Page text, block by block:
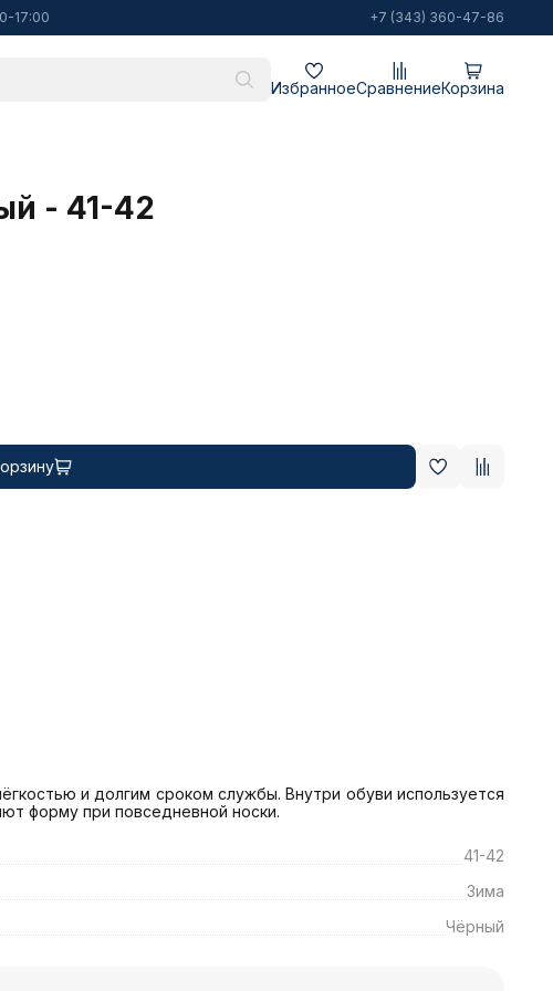
17:00 +7 (343) 360-47-86
ИзбранноеСравнениеКорзина
- 41-42
и долгим сроком службы. Внутри обуви используется
форму при повседневной носки.
41-42
Зима
Чёрный